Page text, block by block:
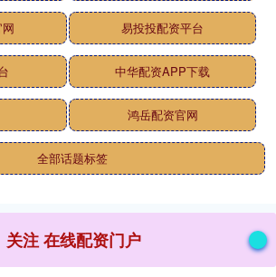
易投投配资平台
中华配资APP下载
鸿岳配资官网
全部话题标签
关注 在线配资门户